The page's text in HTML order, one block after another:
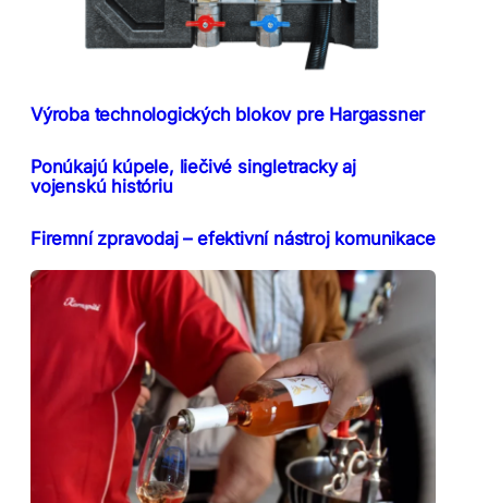
Výroba technologických blokov pre Hargassner
Ponúkajú kúpele, liečivé singletracky aj
vojenskú históriu
Firemní zpravodaj – efektivní nástroj komunikace